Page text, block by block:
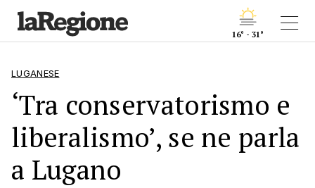
16° - 31°
LUGANESE
‘Tra conservatorismo e
liberalismo’, se ne parla
a Lugano